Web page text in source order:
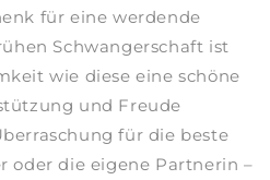
für eine werdende
Schwangerschaft ist
wie diese eine schöne
und Freude
für die beste
oder die eigene Partnerin –